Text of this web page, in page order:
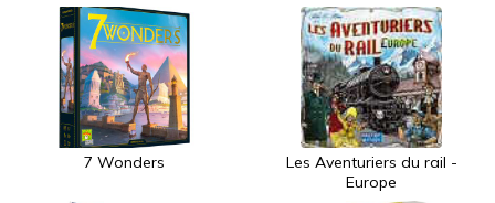
7 Wonders
Les Aventuriers du rail -
Europe